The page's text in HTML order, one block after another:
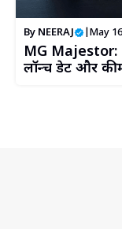
By NEERAJ May
MG Majestor:
लॉन्च डेट और